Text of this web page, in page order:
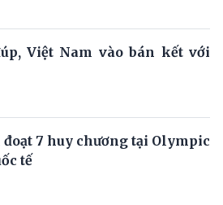
Việt Nam vào bán kết với
7 huy chương tại Olympic
tế